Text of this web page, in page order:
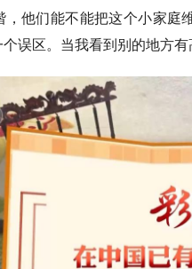
，他们能不能把这个小家庭
误区。当我看到别的地方